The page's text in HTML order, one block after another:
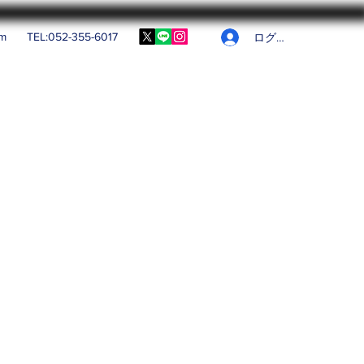
TEL:052-355-6017 ログイン